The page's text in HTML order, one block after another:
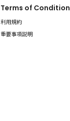
Terms of Condition
利用規約
重要事項説明